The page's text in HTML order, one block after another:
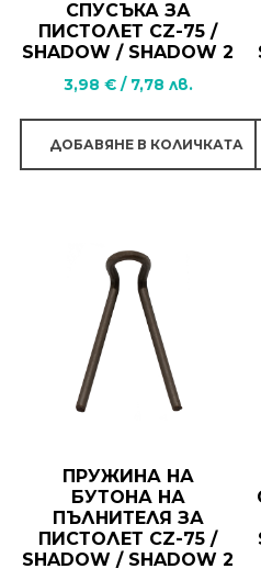
СПУСЪКА ЗА
ПИСТОЛЕТ CZ-75 /
SHADOW / SHADOW 2
3,98 € / 7,78 лв.
ДОБАВЯНЕ В КОЛИЧКАТА
ПРУЖИНА НА
БУТОНА НА
ПЪЛНИТЕЛЯ ЗА
ПИСТОЛЕТ CZ-75 /
SHADOW / SHADOW 2